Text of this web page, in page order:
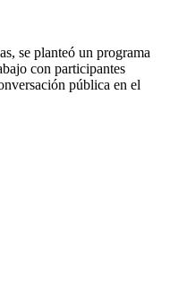
se planteó un programa
con participantes
pública en el